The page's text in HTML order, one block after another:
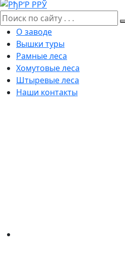
О заводе
Вышки туры
Рамные леса
Хомутовые леса
Штыревые леса
Наши контакты